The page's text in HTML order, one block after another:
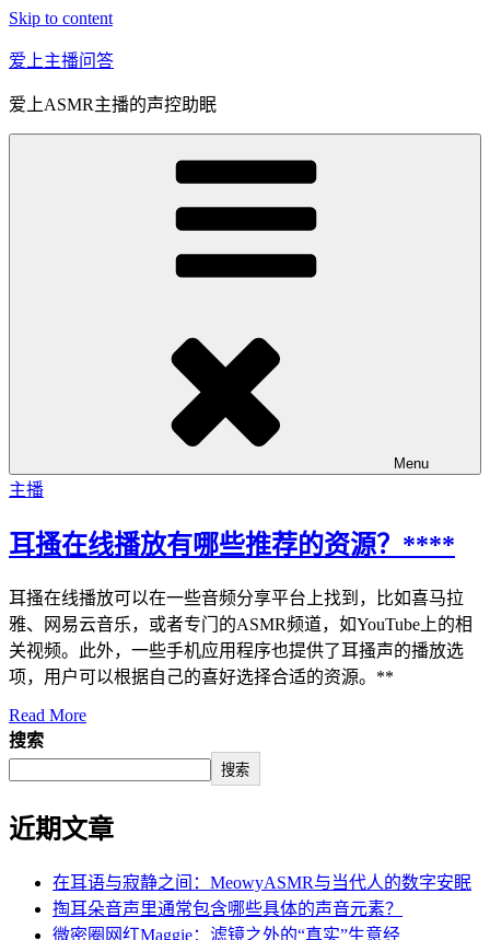
Skip to content
爱上主播问答
爱上ASMR主播的声控助眠
Menu
主播
耳搔在线播放有哪些推荐的资源？****
耳搔在线播放可以在一些音频分享平台上找到，比如喜马拉
雅、网易云音乐，或者专门的ASMR频道，如YouTube上的相
关视频。此外，一些手机应用程序也提供了耳搔声的播放选
项，用户可以根据自己的喜好选择合适的资源。**
Read More
搜索
搜索
近期文章
在耳语与寂静之间：MeowyASMR与当代人的数字安眠
掏耳朵音声里通常包含哪些具体的声音元素？
微密圈网红Maggie：滤镜之外的“真实”生意经